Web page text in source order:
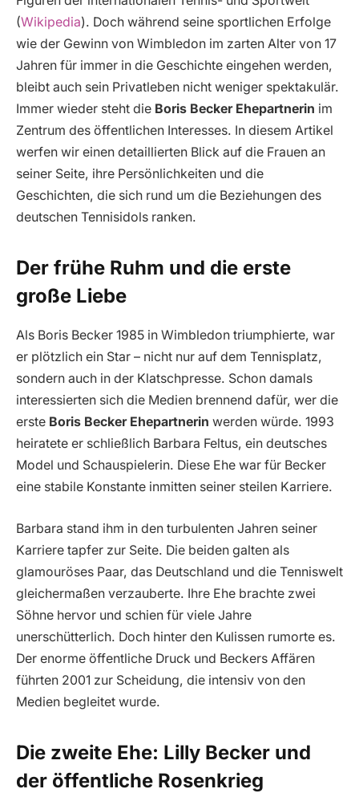
(Wikipedia). Doch während seine sportlichen Erfolge
wie der Gewinn von Wimbledon im zarten Alter von 17
Jahren für immer in die Geschichte eingehen werden,
bleibt auch sein Privatleben nicht weniger spektakulär.
Immer wieder steht die Boris Becker Ehepartnerin im
Zentrum des öffentlichen Interesses. In diesem Artikel
werfen wir einen detaillierten Blick auf die Frauen an
seiner Seite, ihre Persönlichkeiten und die
Geschichten, die sich rund um die Beziehungen des
deutschen Tennisidols ranken.
Der frühe Ruhm und die erste
große Liebe
Als Boris Becker 1985 in Wimbledon triumphierte, war
er plötzlich ein Star – nicht nur auf dem Tennisplatz,
sondern auch in der Klatschpresse. Schon damals
interessierten sich die Medien brennend dafür, wer die
erste Boris Becker Ehepartnerin werden würde. 1993
heiratete er schließlich Barbara Feltus, ein deutsches
Model und Schauspielerin. Diese Ehe war für Becker
eine stabile Konstante inmitten seiner steilen Karriere.
Barbara stand ihm in den turbulenten Jahren seiner
Karriere tapfer zur Seite. Die beiden galten als
glamouröses Paar, das Deutschland und die Tenniswelt
gleichermaßen verzauberte. Ihre Ehe brachte zwei
Söhne hervor und schien für viele Jahre
unerschütterlich. Doch hinter den Kulissen rumorte es.
Der enorme öffentliche Druck und Beckers Affären
führten 2001 zur Scheidung, die intensiv von den
Medien begleitet wurde.
Die zweite Ehe: Lilly Becker und
der öffentliche Rosenkrieg